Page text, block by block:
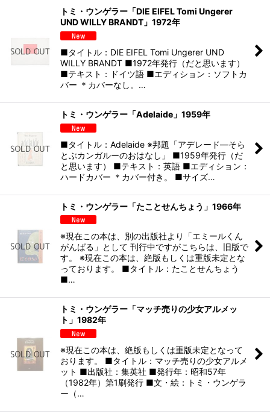
トミ・ウンゲラー「DIE EIFEL Tomi Ungerer
UND WILLY BRANDT」1972年
■タイトル：DIE EIFEL Tomi Ungerer UND
WILLY BRANDT ■1972年発行（だと思います）
■テキスト：ドイツ語 ■エディション：ソフトカ
バー ＊カバーなし。…
トミ・ウンゲラー「Adelaide」1959年
■タイトル：Adelaide ※邦題「アデレード―そら
とぶカンガルーのおはなし」 ■1959年発行（だ
と思います） ■テキスト：英語 ■エディション：
ハードカバー ＊カバー付き。 ■サイズ…
トミ・ウンゲラー「たことせんちょう」1966年
※現在この本は、別の出版社より「エミールくん
がんばる」として 刊行中ですがこちらは、旧版で
す。 ※現在この本は、絶版もしくは重版未定とな
っております。 ■タイトル：たことせんちょう
■…
トミ・ウンゲラー「マッチ売りの少女アルメッ
ト」1982年
※現在この本は、絶版もしくは重版未定となって
おります。 ■タイトル：マッチ売りの少女アルメ
ット ■出版社：集英社 ■発行年：昭和57年
（1982年）第1刷発行 ■文・絵：トミ・ウンゲラ
ー（…